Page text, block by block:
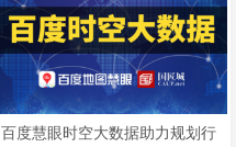
百度慧眼时空大数据助力规划行